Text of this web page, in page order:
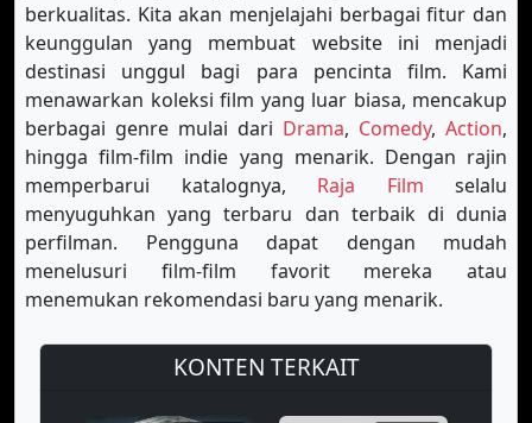
berkualitas. Kita akan menjelajahi berbagai fitur dan
keunggulan yang membuat website ini menjadi
destinasi unggul bagi para pencinta film. Kami
menawarkan koleksi film yang luar biasa, mencakup
berbagai genre mulai dari Drama, Comedy, Action,
hingga film-film indie yang menarik. Dengan rajin
memperbarui katalognya, Raja Film selalu
menyuguhkan yang terbaru dan terbaik di dunia
perfilman. Pengguna dapat dengan mudah
menelusuri film-film favorit mereka atau
menemukan rekomendasi baru yang menarik.
KONTEN TERKAIT